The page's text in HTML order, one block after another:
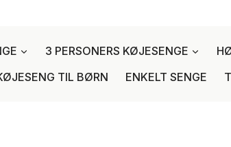
3 PERSONERS KØJESENGE
TIL BØRN ENKELT SENGE